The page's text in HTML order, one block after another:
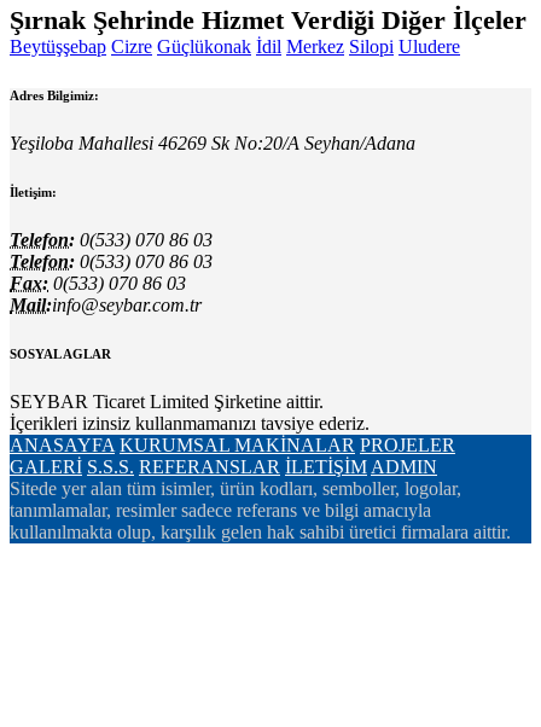
Şırnak Şehrinde Hizmet Verdiği Diğer İlçeler
Beytüşşebap Cizre Güçlükonak İdil Merkez Silopi Uludere
Adres Bilgimiz:
Yeşiloba Mahallesi 46269 Sk No:20/A Seyhan/Adana
İletişim:
Telefon: 0(533) 070 86 03
Telefon: 0(533) 070 86 03
Fax: 0(533) 070 86 03
Mail:info@seybar.com.tr
SOSYAL AGLAR
SEYBAR Ticaret Limited Şirketine aittir.
İçerikleri izinsiz kullanmamanızı tavsiye ederiz.
ANASAYFA KURUMSAL MAKİNALAR PROJELER
GALERİ S.S.S. REFERANSLAR İLETİŞİM ADMIN
Sitede yer alan tüm isimler, ürün kodları, semboller, logolar,
tanımlamalar, resimler sadece referans ve bilgi amacıyla
kullanılmakta olup, karşılık gelen hak sahibi üretici firmalara aittir.